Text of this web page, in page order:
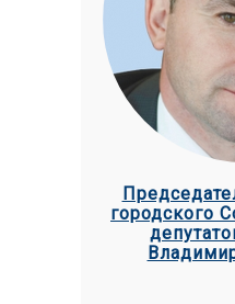
городского